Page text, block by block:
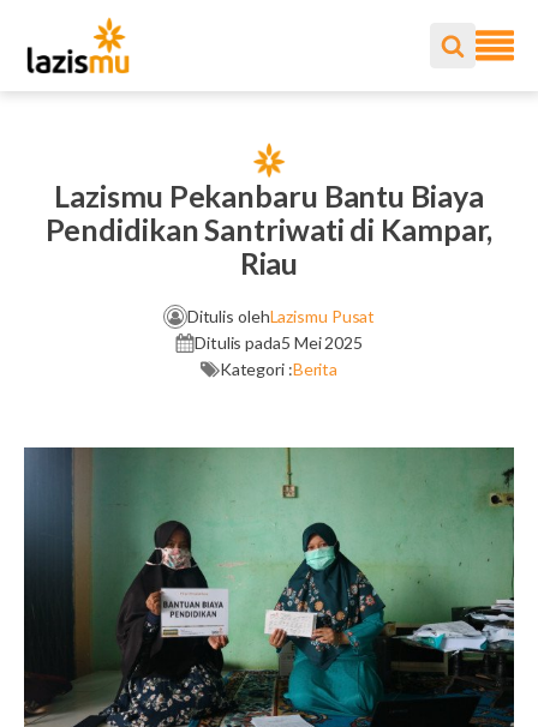
Lazismu Pekanbaru Bantu Biaya
Pendidikan Santriwati di Kampar,
Riau
Ditulis olehLazismu Pusat
Ditulis pada5 Mei 2025
Kategori :Berita